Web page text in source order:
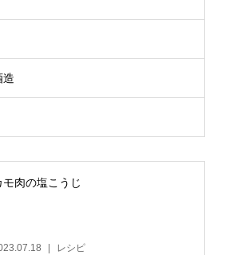
造
モ肉の塩こうじ
レシピ